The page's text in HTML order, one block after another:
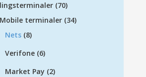
(70)
Mobile terminaler (34)
Nets (8)
Verifone (6)
Market Pay (2)